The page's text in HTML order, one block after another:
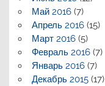
Май 2016(7)
Апрель 2016(15)
Март 2016(5)
Февраль 2016(7)
Январь 2016(7)
Декабрь 2015(17)